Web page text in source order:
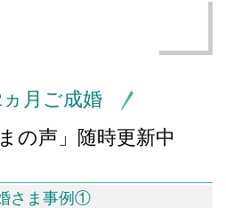
月ご成婚
の声」随時更新中
さま事例①